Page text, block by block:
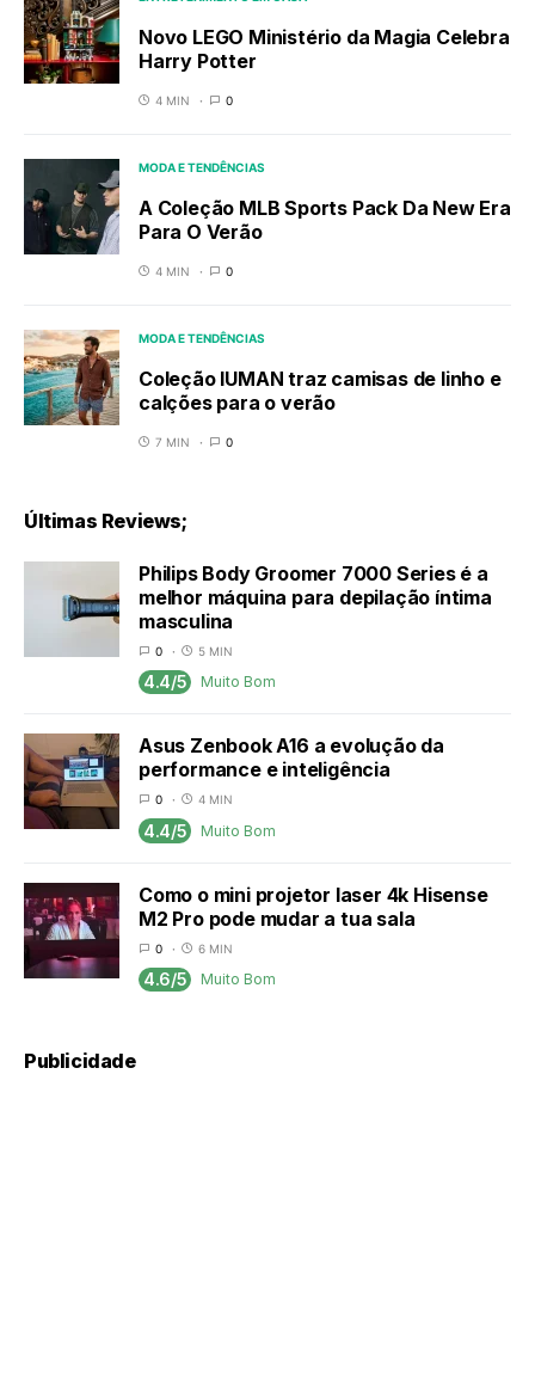
Novo LEGO Ministério da Magia Celebra
Harry Potter
4 MIN 0
MODA E TENDÊNCIAS
A Coleção MLB Sports Pack Da New Era
Para O Verão
4 MIN 0
MODA E TENDÊNCIAS
Coleção IUMAN traz camisas de linho e
calções para o verão
7 MIN 0
Últimas Reviews;
Philips Body Groomer 7000 Series é a
melhor máquina para depilação íntima
masculina
0 5 MIN
4.4/5 Muito Bom
Asus Zenbook A16 a evolução da
performance e inteligência
0 4 MIN
4.4/5 Muito Bom
Como o mini projetor laser 4k Hisense
M2 Pro pode mudar a tua sala
0 6 MIN
4.6/5 Muito Bom
Publicidade